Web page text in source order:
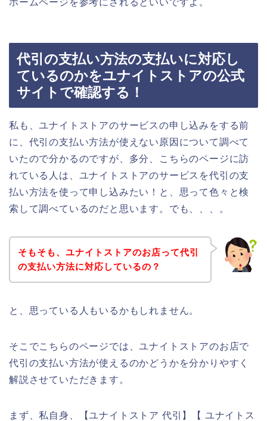
代引の支払い方法の支払いに対応し
ているのかをユナイトストアの公式
サイトで確認する！
私も、ユナイトストアのサービスの申し込みをする前
に、代引の支払い方法が使えない原因について調べて
いたので分かるのですが、多分、こちらのページに訪
れている人は、ユナイトストアのサービスを代引の支
払い方法を使って申し込みたい！と、思って色々と検
索して調べているのだと思います。でも、、、。
そもそも、ユナイトストアのお店って代引
の支払い方法に対応しているの？
と、思っている人もいるかもしれません。
そこでこちらのページでは、ユナイトストアのお店で
代引の支払い方法が使えるのかどうかを分かりやすく
解説させていただきます。
まず、私自身、【ユナイトストア 代引】【 ユナイトス